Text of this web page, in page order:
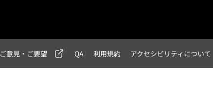
ご意見・ご要望 QA 利用規約 アクセシビリティについて